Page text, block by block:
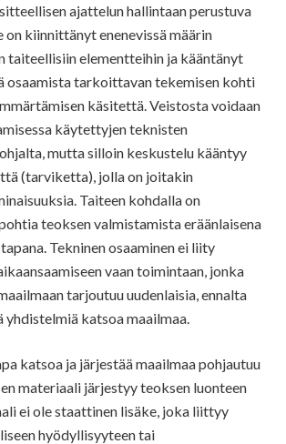
ajattelun hallintaan perustuva
kiinnittänyt enenevissä määrin
taiteellisiin elementteihin ja kääntänyt
osaamista tarkoittavan tekemisen kohti
käsitettä. Veistosta voidaan
käytettyjen teknisten
mutta silloin keskustelu kääntyy
(tarviketta), jolla on joitakin
Taiteen kohdalla on
teoksen valmistamista eräänlaisena
Tekninen osaaminen ei liity
vaan toimintaan, jonka
tarjoutuu uudenlaisia, ennalta
yhdistelmiä katsoa maailmaa.
katsoa ja järjestää maailmaa pohjautuu
materiaali järjestyy teoksen luonteen
ei ole staattinen lisäke, joka liittyy
hyödyllisyyteen tai